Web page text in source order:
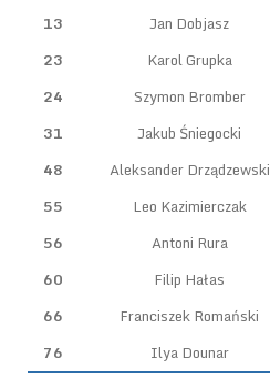
13
Jan Dobjasz
23
Karol Grupka
24
Szymon Bromber
31
Jakub Śniegocki
48
Aleksander Drządzewski
55
Leo Kazimierczak
56
Antoni Rura
60
Filip Hałas
66
Franciszek Romański
76
Ilya Dounar